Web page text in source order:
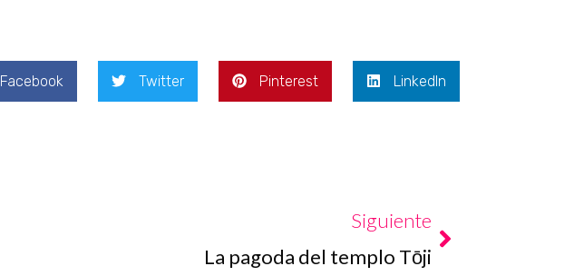
Facebook Twitter Pinterest LinkedIn
Siguiente
La pagoda del templo Tōji